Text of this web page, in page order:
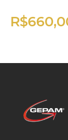
R$